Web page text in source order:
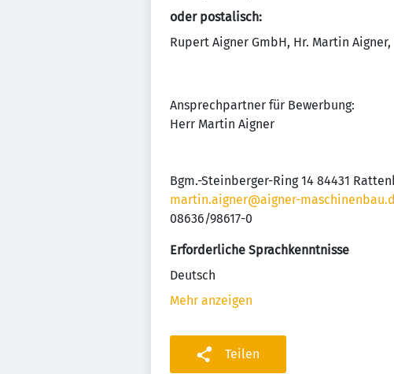
oder postalisch:
Rupert Aigner GmbH, Hr. Martin
Ansprechpartner für Bewerbung:
Herr Martin Aigner
Bgm.-Steinberger-Ring 14 84431
martin.aigner@aigner-
08636/98617-0
Erforderliche Sprachkenntnisse
Deutsch
Mehr anzeigen
Teilen